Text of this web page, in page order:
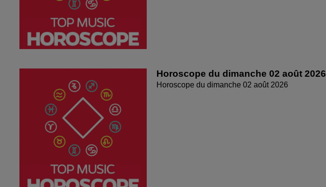
Horoscope du dimanche 02 août 2026
Horoscope du dimanche 02 août 2026